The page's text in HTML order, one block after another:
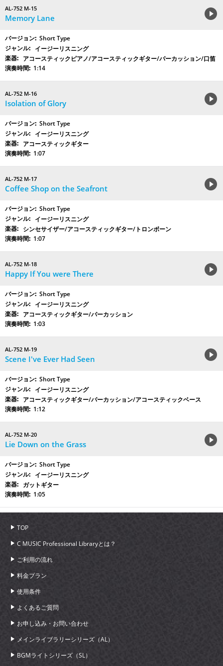
AL-752 M-15
Memory Lane
Short Type
イージーリスニング
アコースティックピアノ/アコースティックギター/パーカッション/口笛
1:14
AL-752 M-16
Isolation of Glory
Short Type
イージーリスニング
アコースティックギター
1:07
AL-752 M-17
Coffee Shop on the Seafront
Short Type
イージーリスニング
シンセサイザー/アコースティックギター/トロンボーン
1:07
AL-752 M-18
Happy If You were There
Short Type
イージーリスニング
アコースティックギター/パーカッション
1:03
AL-752 M-19
Scene I've Ever Had Seen
Short Type
イージーリスニング
アコースティックギター/パーカッション/アコースティックベース
1:12
AL-752 M-20
Lie Down on the Grass
Short Type
イージーリスニング
ガットギター
1:05
TOP
C MUSIC Professional Libraryとは？
ご利用の流れ
料金プラン
使用条件
よくあるご質問
お申し込み・お問い合わせ
メインライブラリーシリーズ（AL）
BGMライトシリーズ（SL）